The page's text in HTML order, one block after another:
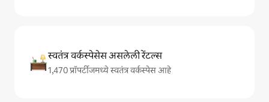
स्वतंत्र वर्कस्पेसेस असलेली रेंटल्स
1,470 प्रॉपर्टीजमध्ये स्वतंत्र वर्कस्पेस आहे